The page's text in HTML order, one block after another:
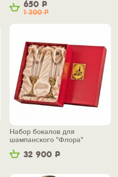
650 Р
1 300Р
32 900 Р
Набор бокалов для
шампанского "Флора"